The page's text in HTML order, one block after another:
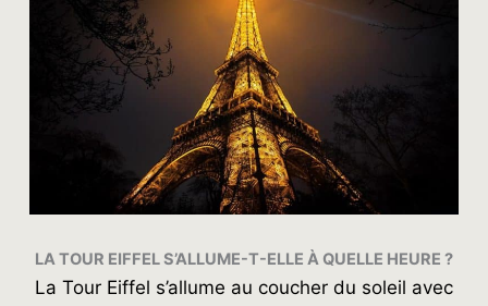
LA TOUR EIFFEL S’ALLUME-Τ-ELLE À QUELLE HEURE ?
La Tour Eiffel s’allume au coucher du soleil avec